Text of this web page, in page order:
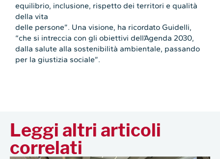
equilibrio, inclusione, rispetto dei territori e qualità
della vita
delle persone”. Una visione, ha ricordato Guidelli,
“che si intreccia con gli obiettivi dell’Agenda 2030,
dalla salute alla sostenibilità ambientale, passando
per la giustizia sociale”.
Leggi altri articoli
correlati